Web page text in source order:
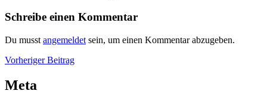
Schreibe einen Kommentar
Du musst angemeldet sein, um einen Kommentar abzugeben.
Beitragsnavigation
Vorheriger BeitragVorheriger
Meta